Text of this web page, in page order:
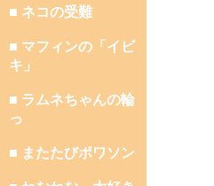
■ ネコの受難
■ マフィンの「イビ
キ」
■ ラムネちゃんの輪
っ
■ またたびポワソン